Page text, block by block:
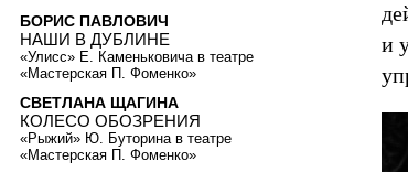
и
БОРИС ПАВЛОВИЧ
НАШИ В ДУБЛИНЕ
«Улисс» Е. Каменьковича в театре
«Мастерская П. Фоменко»
СВЕТЛАНА ЩАГИНА
КОЛЕСО ОБОЗРЕНИЯ
«Рыжий» Ю. Буторина в театре
«Мастерская П. Фоменко»